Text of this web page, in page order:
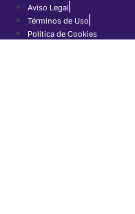
Aviso Legal
Términos de Uso
Política de Cookies